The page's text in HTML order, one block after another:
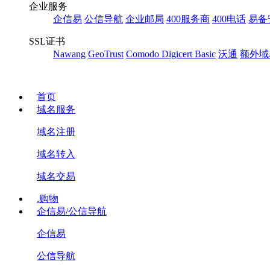
企业服务
企信易 公信导航 企业邮局 400服务商 400电话 易备
SSL证书
Nawang GeoTrust Comodo Digicert Basic 沃通 额外域
首页
域名服务
域名注册
域名转入
域名交易
.购物
企信易/公信导航
企信易
公信导航